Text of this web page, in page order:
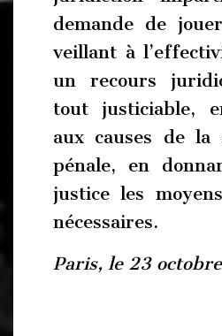
demande de
veillant à
un recours
tout justiciable,
aux causes de la
pénale, en
justice les
nécessaires.
Paris, le 23